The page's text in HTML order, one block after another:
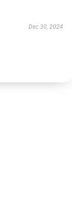
Dec 30, 2024